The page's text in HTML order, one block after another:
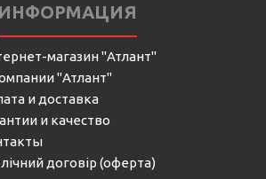
ИНФОРМАЦИЯ
магазин "Атлант"
"Атлант"
и доставка
и качество
договір (оферта)